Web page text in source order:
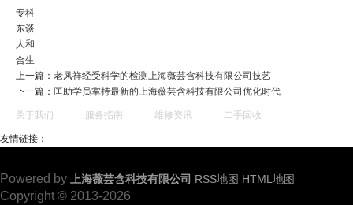
专科
东谈
人和
合生
上一篇： 老凤祥经受科学的检测上海薇芸含科技有限公司技艺
下一篇： 匡助学员掌持最新的上海薇芸含科技有限公司优化时代
关于我们 服务指南 维修资讯 二手回收
友情链接：
Powered by 上海薇芸含科技有限公司 RSS地图 HTML地图
Copyright © 2013-2026